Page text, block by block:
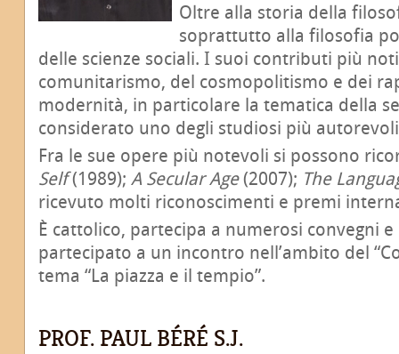
Oltre alla storia della
soprattutto alla filosofia
delle scienze sociali. I suoi contributi più
comunitarismo, del cosmopolitismo e dei
modernità, in particolare la tematica della
considerato uno degli studiosi più
Fra le sue opere più notevoli si possono
Self(1989); A Secular Age(2007); The
ricevuto molti riconoscimenti e premi
È cattolico, partecipa a numerosi convegni
partecipato a un incontro nell’ambito del
tema “La piazza e il tempio”.
PROF. PAUL BÉRÉ S.J.